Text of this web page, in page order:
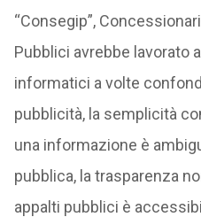
“Consegip”,
Pubblici avrebbe lavorato
informatici a volte
pubblicità, la semplicità
una informazione è
pubblica, la trasparenza
appalti pubblici è